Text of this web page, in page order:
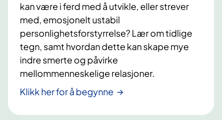
kan være i ferd med å utvikle, eller strever
med, emosjonelt ustabil
personlighetsforstyrrelse? Lær om tidlige
tegn, samt hvordan dette kan skape mye
indre smerte og påvirke
mellommenneskelige relasjoner.
Klikk her for å begynne